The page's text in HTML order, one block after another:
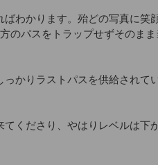
わかります。殆どの写真に笑
のパスをトラップせずそのまま
かりラストパスを供給されて
くださり、やはりレベルは下